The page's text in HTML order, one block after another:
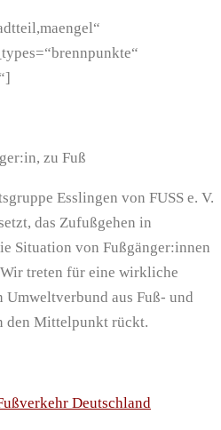
zu Fuß
Esslingen von FUSS e. V.
das Zufußgehen in
Situation von Fußgänger:innen
treten für eine wirkliche
Umweltverbund aus Fuß- und
den Mittelpunkt rückt.
Deutschland